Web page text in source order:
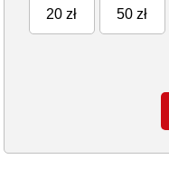
20 zł 50 zł